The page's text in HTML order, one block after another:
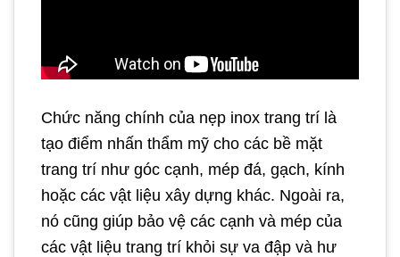
Chức năng chính của nẹp inox trang trí là
tạo điểm nhấn thẩm mỹ cho các bề mặt
trang trí như góc cạnh, mép đá, gạch, kính
hoặc các vật liệu xây dựng khác. Ngoài ra,
nó cũng giúp bảo vệ các cạnh và mép của
các vật liệu trang trí khỏi sự va đập và hư